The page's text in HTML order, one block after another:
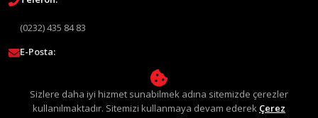
(0232) 435 84 83
E-Posta:
Sizlere daha iyi hizmet sunabilmek adına sitemizde çerezler
kullanılmaktadır. Sitemizi kullanmaya devam ederek Çerez